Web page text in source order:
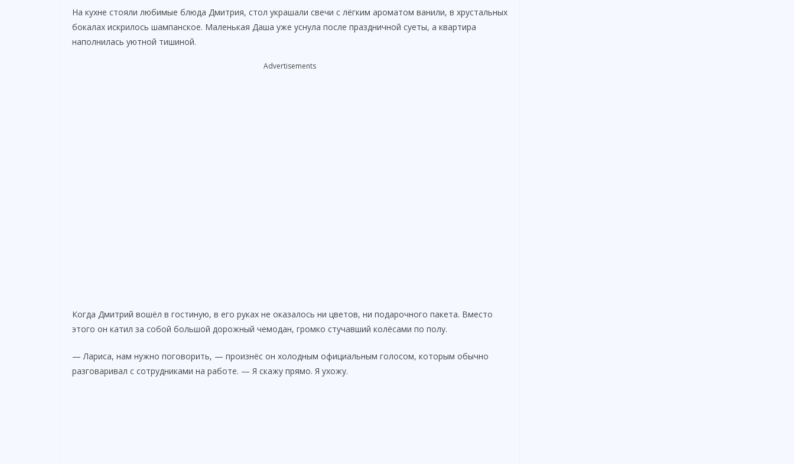
На кухне стояли любимые блюда Дмитрия, стол украшали свечи с лёгким ароматом ванили, в хрустальных
бокалах искрилось шампанское. Маленькая Даша уже уснула после праздничной суеты, а квартира
наполнилась уютной тишиной.
Advertisements
Когда Дмитрий вошёл в гостиную, в его руках не оказалось ни цветов, ни подарочного пакета. Вместо
этого он катил за собой большой дорожный чемодан, громко стучавший колёсами по полу.
— Лариса, нам нужно поговорить, — произнёс он холодным официальным голосом, которым обычно
разговаривал с сотрудниками на работе. — Я скажу прямо. Я ухожу.